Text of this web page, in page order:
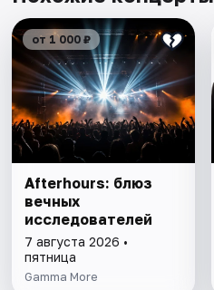
от 1 000 ₽
Afterhours: блюз
вечных
исследователей
7 августа 2026 •
пятница
Gamma More